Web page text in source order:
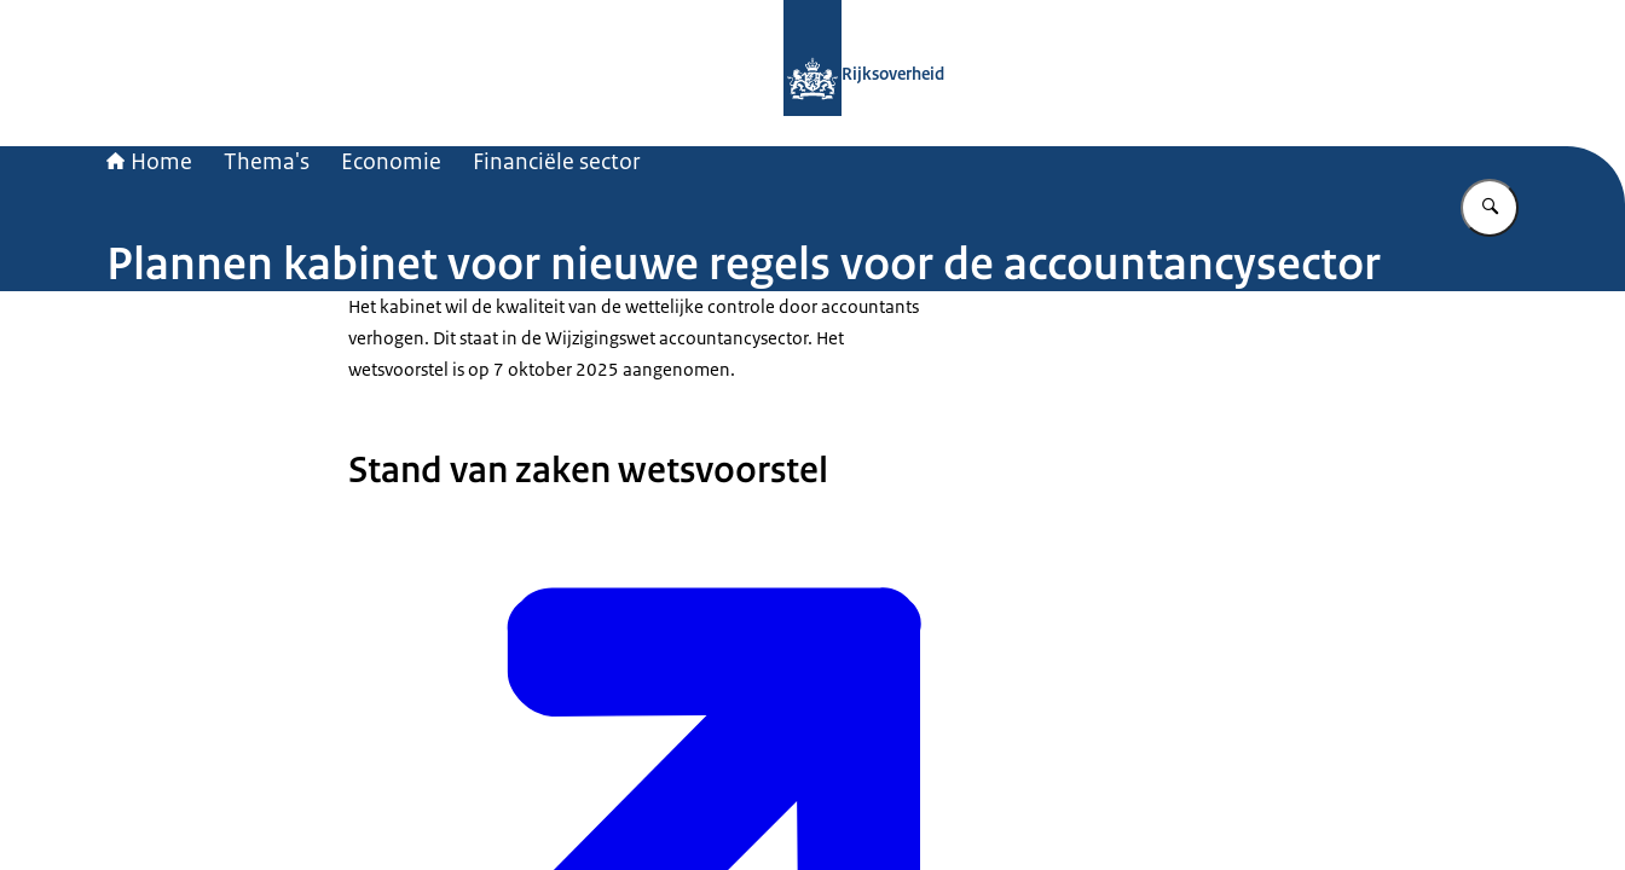
Rijksoverheid
Home Thema's Economie Financiële sector
Vul in wat u
Plannen kabinet voor nieuwe regels voor de accountancysector
Het kabinet wil de kwaliteit van de wettelijke controle door accountants
verhogen. Dit staat in de Wijzigingswet accountancysector. Het
wetsvoorstel is op 7 oktober 2025 aangenomen.
Stand van zaken wetsvoorstel